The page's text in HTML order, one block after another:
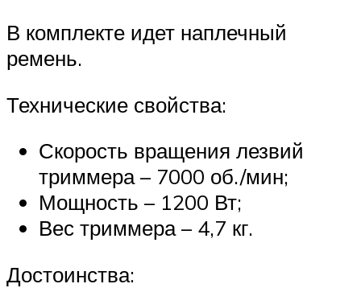
В комплекте идет наплечный
ремень.
Технические свойства:
Скорость вращения лезвий
триммера – 7000 об./мин;
Мощность – 1200 Вт;
Вес триммера – 4,7 кг.
Достоинства: